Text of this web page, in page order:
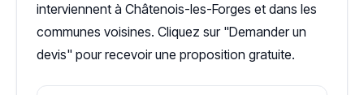
interviennent à Châtenois-les-Forges et dans les
communes voisines. Cliquez sur "Demander un
devis" pour recevoir une proposition gratuite.